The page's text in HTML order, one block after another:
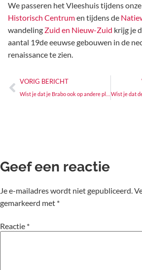
We passeren het Vleeshuis tijdens
Historisch Centrumen tijdens de
wandeling Zuid en Nieuw-Zuid krijg je
aantal 19de eeuwse gebouwen in de
renaissance te zien.
VORIG BERICHT
Geef een reactie
Je e-mailadres wordt niet gepubliceerd.
gemarkeerd met *
Reactie *